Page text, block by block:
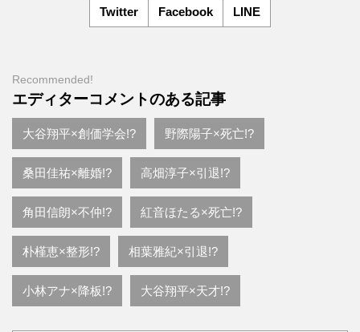
Twitter Facebook LINE
Recommended!
エディターコメントのある記事
大谷翔平×創価学会!? 野際陽子×死亡!?
桑田佳祐×離婚!? 高畑淳子×引退!?
角田信朗×不仲!? 紅音ほたる×死亡!?
朴槿恵×整形!? 相葉雅紀×引退!?
小林アナ×降板!? 大谷翔平×天才!?